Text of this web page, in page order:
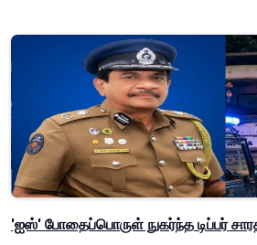
'ஐஸ்' போதைப்பொருள் நுகர்ந்த டிப்பர்